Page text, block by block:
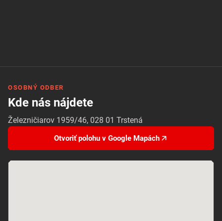
OSOBNÝ ODBER
Kde nás nájdete
Železničiarov 1959/46, 028 01 Trstená
Otvoriť polohu v Google Mapách